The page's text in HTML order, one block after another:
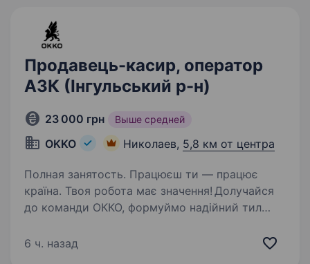
Продавець-касир, оператор
АЗК (Інгульський р-н)
23 000 грн Выше средней
OKKO Николаев, 5,8 км от центра
Полная занятость. Працюєш ти — працює
країна. Твоя робота має значення! Долучайся
до команди ОККО, формуймо надійний тил
КАСИРА (оператора АЗК)! Приєднуйся, бо ми:
6 ч. назад